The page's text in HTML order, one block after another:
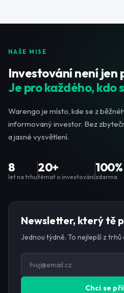
NAŠE MISE
Investování není jen
Je pro každého, kdo
Warengo je místo, kde se z
informovaný investor. Bez
a jasné vysvětlení.
8
let na trhu
20+
témat o investování
100%
zdarma
Newsletter, který tě
Jednou týdně. To nejlepší z trhů
Chci se